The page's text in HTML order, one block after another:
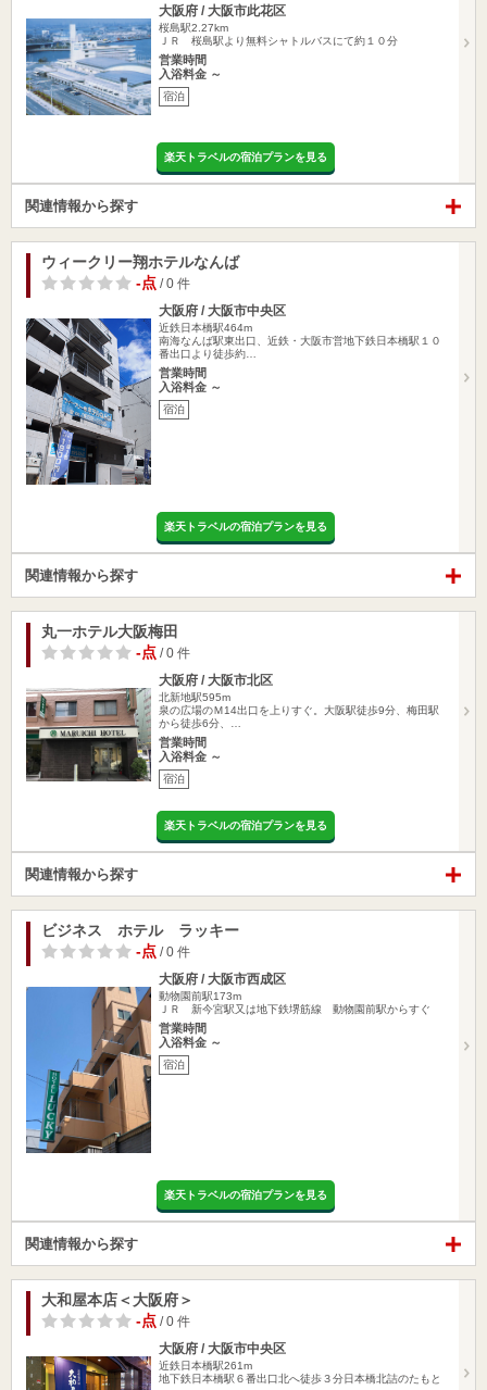
大阪府 / 大阪市此花区
桜島駅2.27km
ＪＲ 桜島駅より無料シャトルバスにて約１０分
営業時間
入浴料金 ～
宿泊
楽天トラベルの宿泊プランを見る
関連情報から探す
ウィークリー翔ホテルなんば
-点 / 0 件
大阪府 / 大阪市中央区
近鉄日本橋駅464m
南海なんば駅東出口、近鉄・大阪市営地下鉄日本橋駅１０
番出口より徒歩約…
営業時間
入浴料金 ～
宿泊
楽天トラベルの宿泊プランを見る
関連情報から探す
丸一ホテル大阪梅田
-点 / 0 件
大阪府 / 大阪市北区
北新地駅595m
泉の広場のＭ14出口を上りすぐ。大阪駅徒歩9分、梅田駅
から徒歩6分、…
営業時間
入浴料金 ～
宿泊
楽天トラベルの宿泊プランを見る
関連情報から探す
ビジネス ホテル ラッキー
-点 / 0 件
大阪府 / 大阪市西成区
動物園前駅173m
ＪＲ 新今宮駅又は地下鉄堺筋線 動物園前駅からすぐ
営業時間
入浴料金 ～
宿泊
楽天トラベルの宿泊プランを見る
関連情報から探す
大和屋本店＜大阪府＞
-点 / 0 件
大阪府 / 大阪市中央区
近鉄日本橋駅261m
地下鉄日本橋駅６番出口北へ徒歩３分日本橋北詰のたもと